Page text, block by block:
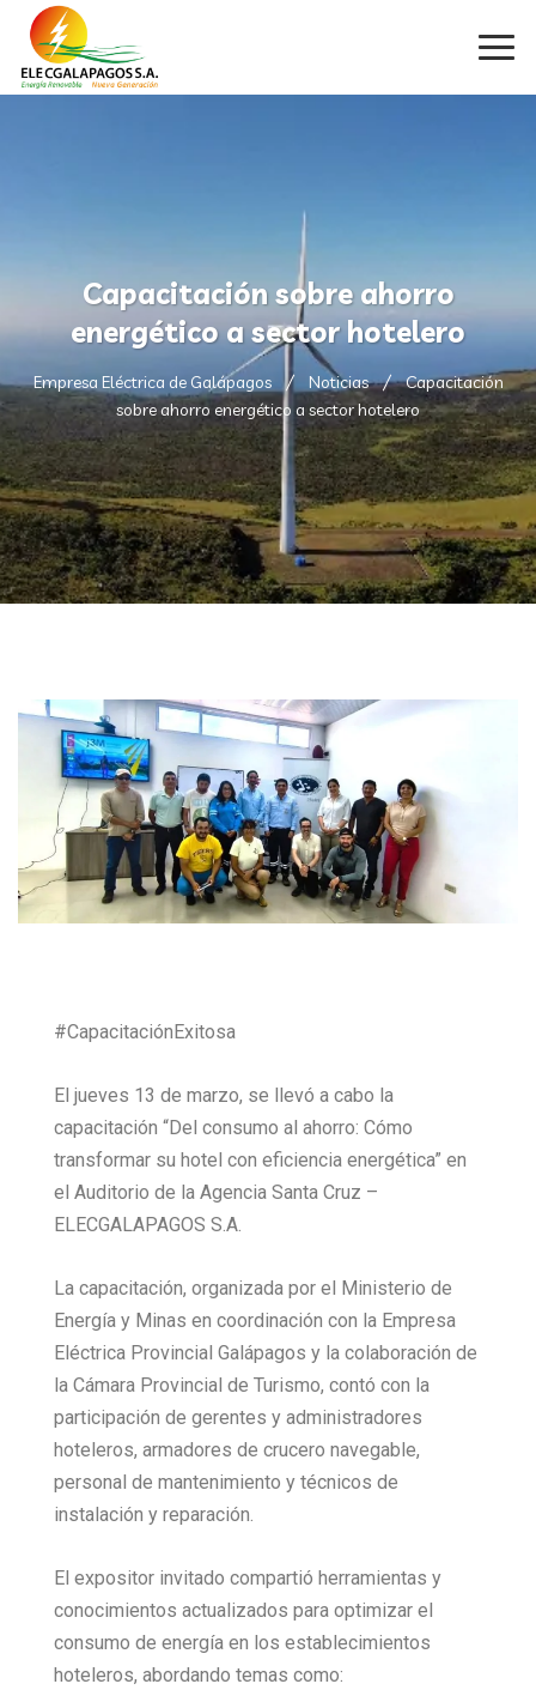
Capacitación sobre ahorro
energético a sector hotelero
Empresa Eléctrica de Galápagos Noticias
Capacitación
sobre ahorro energético a sector hotelero
#CapacitaciónExitosa
El jueves 13 de marzo, se llevó a cabo la
capacitación “Del consumo al ahorro: Cómo
transformar su hotel con eficiencia energética” en
el Auditorio de la Agencia Santa Cruz –
ELECGALAPAGOS S.A.
La capacitación, organizada por el Ministerio de
Energía y Minas en coordinación con la Empresa
Eléctrica Provincial Galápagos y la colaboración de
la Cámara Provincial de Turismo, contó con la
participación de gerentes y administradores
hoteleros, armadores de crucero navegable,
personal de mantenimiento y técnicos de
instalación y reparación.
El expositor invitado compartió herramientas y
conocimientos actualizados para optimizar el
consumo de energía en los establecimientos
hoteleros, abordando temas como: